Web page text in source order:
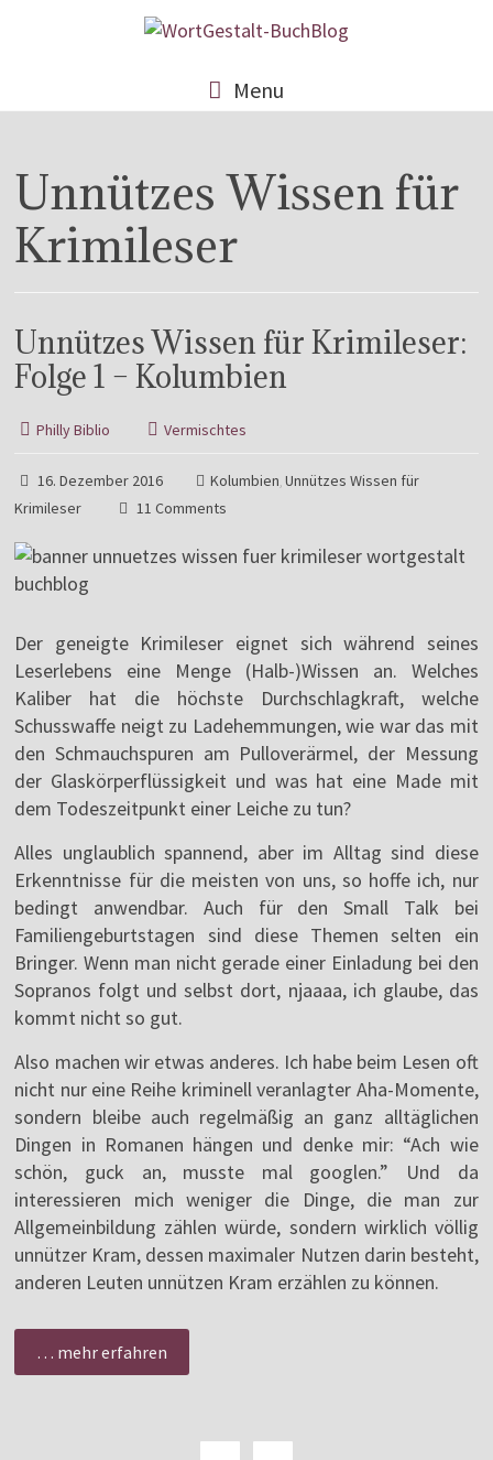
Menu
Unnützes Wissen für
Krimileser
Unnützes Wissen für Krimileser:
Folge 1 – Kolumbien
Philly Biblio Vermischtes
16. Dezember 2016 Kolumbien,Unnützes Wissen für
Krimileser
11 Comments
Der geneigte Krimileser eignet sich während seines
Leserlebens eine Menge (Halb-)Wissen an. Welches
Kaliber hat die höchste Durchschlagkraft, welche
Schusswaffe neigt zu Ladehemmungen, wie war das mit
den Schmauchspuren am Pulloverärmel, der Messung
der Glaskörperflüssigkeit und was hat eine Made mit
dem Todeszeitpunkt einer Leiche zu tun?
Alles unglaublich spannend, aber im Alltag sind diese
Erkenntnisse für die meisten von uns, so hoffe ich, nur
bedingt anwendbar. Auch für den Small Talk bei
Familiengeburtstagen sind diese Themen selten ein
Bringer. Wenn man nicht gerade einer Einladung bei den
Sopranos folgt und selbst dort, njaaaa, ich glaube, das
kommt nicht so gut.
Also machen wir etwas anderes. Ich habe beim Lesen oft
nicht nur eine Reihe kriminell veranlagter Aha-Momente,
sondern bleibe auch regelmäßig an ganz alltäglichen
Dingen in Romanen hängen und denke mir: “Ach wie
schön, guck an, musste mal googlen.” Und da
interessieren mich weniger die Dinge, die man zur
Allgemeinbildung zählen würde, sondern wirklich völlig
unnützer Kram, dessen maximaler Nutzen darin besteht,
anderen Leuten unnützen Kram erzählen zu können.
… mehr erfahren